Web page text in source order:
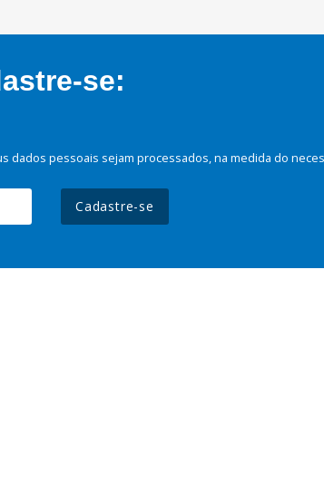
se:
dados pessoais sejam processados, na medida do
Cadastre-se